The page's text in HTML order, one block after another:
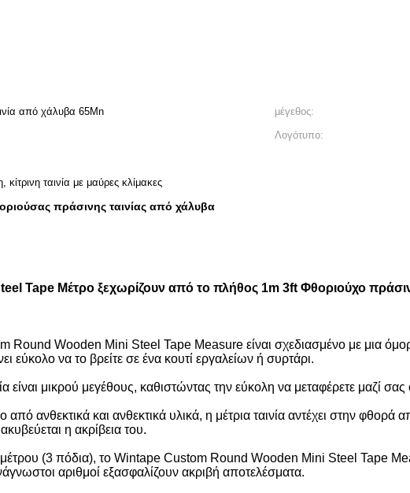
από χάλυβα 65Mn μέγεθος:
Λογότυπο:
ταινία με μαύρες κλίμακες
πράσινης ταινίας από χάλυβα
Tape Μέτρο ξεχωρίζουν από το πλήθος 1m 3ft Φθοριούχο
Round Wooden Mini Steel Tape Measure είναι σχεδιασμένο με μια
εύκολο να το βρείτε σε ένα κουτί εργαλείων ή συρτάρι.
είναι μικρού μεγέθους, καθιστώντας την εύκολη να μεταφέρετε μαζί
ανθεκτικά και ανθεκτικά υλικά, η μέτρια ταινία αντέχει στην
η ακρίβεια του.
(3 πόδια), το Wintape Custom Round Wooden Mini Steel Tape
αριθμοί εξασφαλίζουν ακριβή αποτελέσματα.